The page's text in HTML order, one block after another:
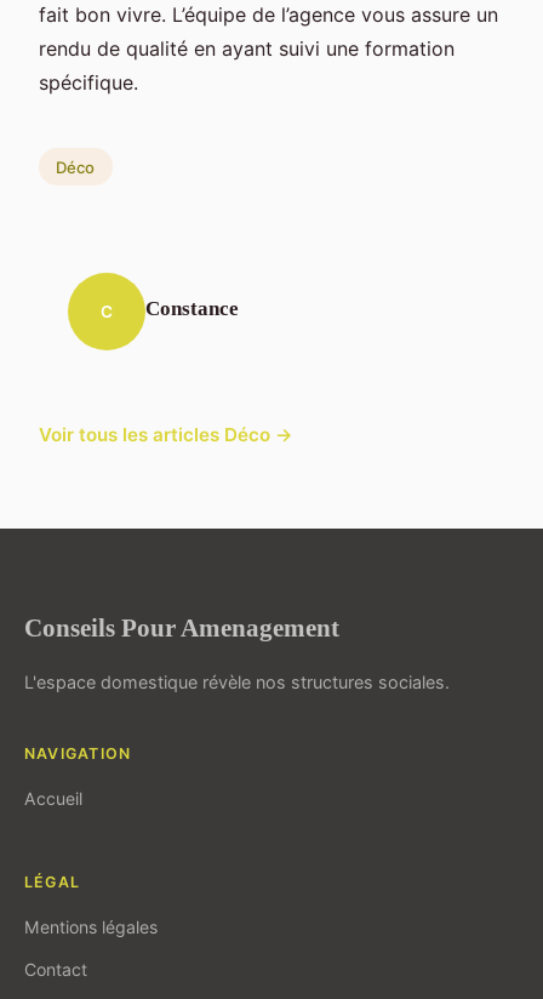
fait bon vivre. L’équipe de l’agence vous assure un
rendu de qualité en ayant suivi une formation
spécifique.
Déco
C Constance
Voir tous les articles Déco →
Conseils Pour Amenagement
L'espace domestique révèle nos structures sociales.
NAVIGATION
Accueil
LÉGAL
Mentions légales
Contact